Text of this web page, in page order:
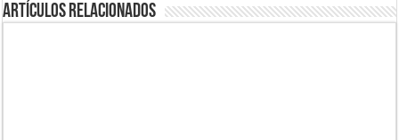
Artículos Relacionados